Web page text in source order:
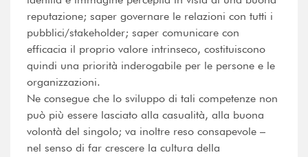
reputazione; saper governare le relazioni con tutti i
pubblici/stakeholder; saper comunicare con
efficacia il proprio valore intrinseco, costituiscono
quindi una priorità inderogabile per le persone e le
organizzazioni.
Ne consegue che lo sviluppo di tali competenze non
può più essere lasciato alla casualità, alla buona
volontà del singolo; va inoltre reso consapevole –
nel senso di far crescere la cultura della